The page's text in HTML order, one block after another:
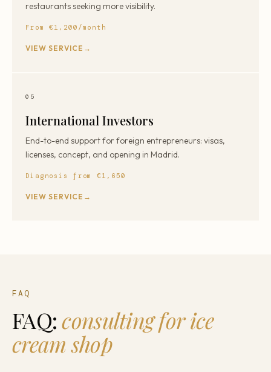
restaurants seeking more visibility.
From €1,200/month
VIEW SERVICE
05
International Investors
End-to-end support for foreign entrepreneurs: visas,
licenses, concept, and opening in Madrid.
Diagnosis from €1,650
VIEW SERVICE
FAQ
FAQ:consulting for ice
cream shop